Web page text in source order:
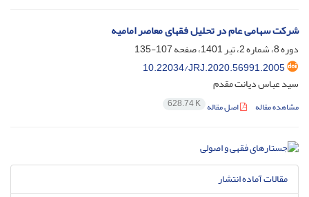
شرکت سهامی عام در تحلیل فقهای معاصر امامیه
دوره 8، شماره 2، تیر 1401، صفحه
107-135
10.22034/JRJ.2020.56991.2005
سید عباس دیانت مقدم
مشاهده مقاله اصل مقاله 628.74 K
مقالات آماده انتشار